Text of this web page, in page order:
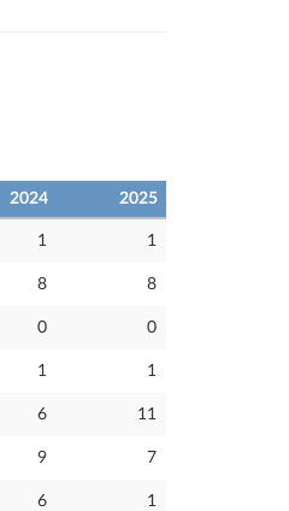
2024 2025
1 1
8 8
0 0
1 1
6 11
9 7
6 1